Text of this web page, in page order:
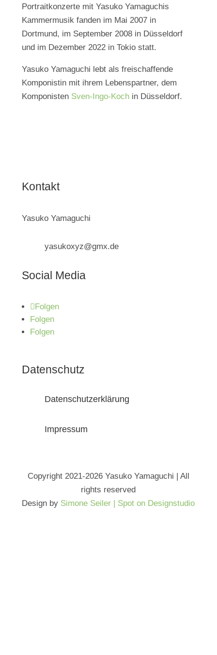
Portraitkonzerte mit Yasuko Yamaguchis
Kammermusik fanden im Mai 2007 in
Dortmund, im September 2008 in Düsseldorf
und im Dezember 2022 in Tokio statt.
Yasuko Yamaguchi lebt als freischaffende
Komponistin mit ihrem Lebenspartner, dem
Komponisten Sven-Ingo-Kochin Düsseldorf.
Kontakt
Yasuko Yamaguchi
yasukoxyz@gmx.de
Social Media
Folgen
Folgen
Folgen
Datenschutz
Datenschutzerklärung
Impressum
Copyright 2021-2026 Yasuko Yamaguchi | All
rights reserved
Design by Simone Seiler | Spot on Designstudio